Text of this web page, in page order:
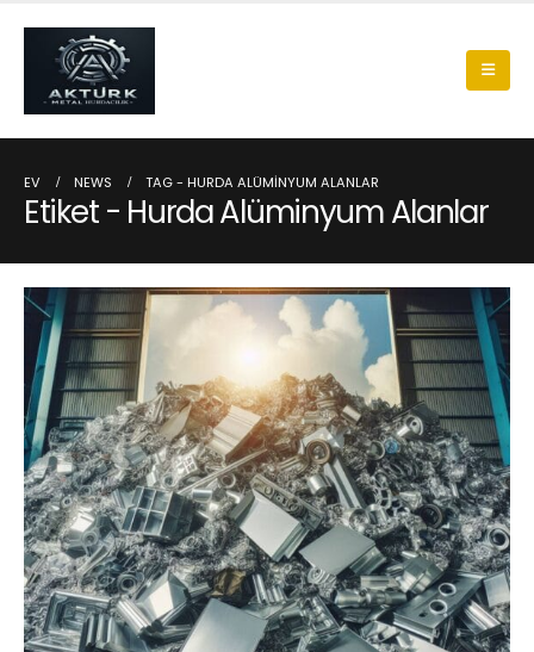
EV NEWS TAG - HURDA ALÜMINYUM ALANLAR
Etiket - Hurda Alüminyum Alanlar